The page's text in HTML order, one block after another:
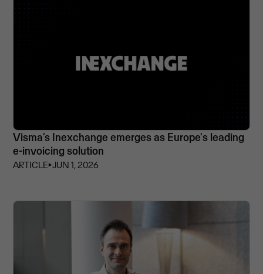
Visma’s Inexchange emerges as Europe's leading
e-invoicing solution
ARTICLE⏵JUN 1, 2026